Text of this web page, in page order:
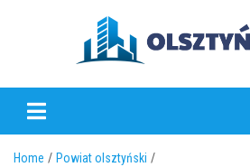
olsztynski.pl
Home
Powiat olsztyński